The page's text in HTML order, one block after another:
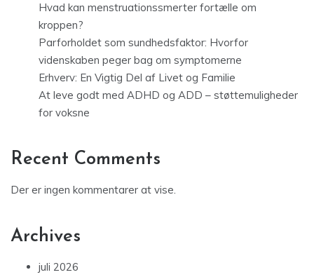
Hvad kan menstruationssmerter fortælle om
kroppen?
Parforholdet som sundhedsfaktor: Hvorfor
videnskaben peger bag om symptomerne
Erhverv: En Vigtig Del af Livet og Familie
At leve godt med ADHD og ADD – støttemuligheder
for voksne
Recent Comments
Der er ingen kommentarer at vise.
Archives
juli 2026